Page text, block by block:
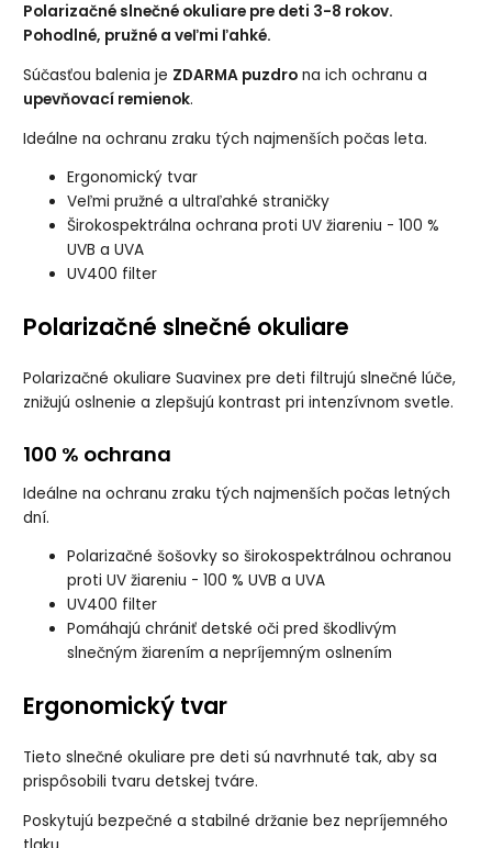
Polarizačné slnečné okuliare pre deti 3-8 rokov.
Pohodlné, pružné a veľmi ľahké.
Súčasťou balenia je ZDARMA puzdro na ich ochranu a
upevňovací remienok.
Ideálne na ochranu zraku tých najmenších počas leta.
Ergonomický tvar
Veľmi pružné a ultraľahké straničky
Širokospektrálna ochrana proti UV žiareniu - 100 %
UVB a UVA
UV400 filter
Polarizačné slnečné okuliare
Polarizačné okuliare Suavinex pre deti filtrujú slnečné lúče,
znižujú oslnenie a zlepšujú kontrast pri intenzívnom svetle.
100 % ochrana
Ideálne na ochranu zraku tých najmenších počas letných
dní.
Polarizačné šošovky so širokospektrálnou ochranou
proti UV žiareniu - 100 % UVB a UVA
UV400 filter
Pomáhajú chrániť detské oči pred škodlivým
slnečným žiarením a nepríjemným oslnením
Ergonomický tvar
Tieto slnečné okuliare pre deti sú navrhnuté tak, aby sa
prispôsobili tvaru detskej tváre.
Poskytujú bezpečné a stabilné držanie bez nepríjemného